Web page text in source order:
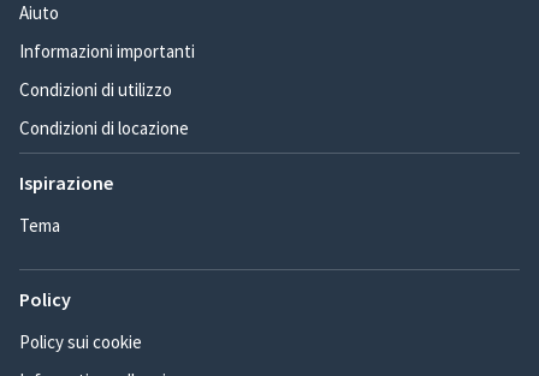
Aiuto
Informazioni importanti
Condizioni di utilizzo
Condizioni di locazione
Ispirazione
Tema
Policy
Policy sui cookie